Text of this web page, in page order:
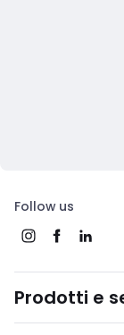
Follow us
Prodotti e